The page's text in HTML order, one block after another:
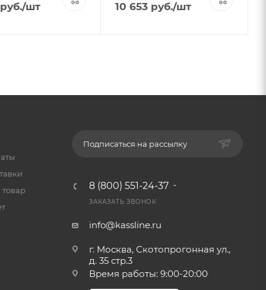
руб./шт 10 653руб./шт
товар
Подписаться на рассылку
8 (800) 551-24-37
ЗАКАЗАТЬ ЗВОНОК
info@kassline.ru
г. Москва, Скотопрогонная ул.,
д. 35 стр.3
Время работы: 9:00-20:00